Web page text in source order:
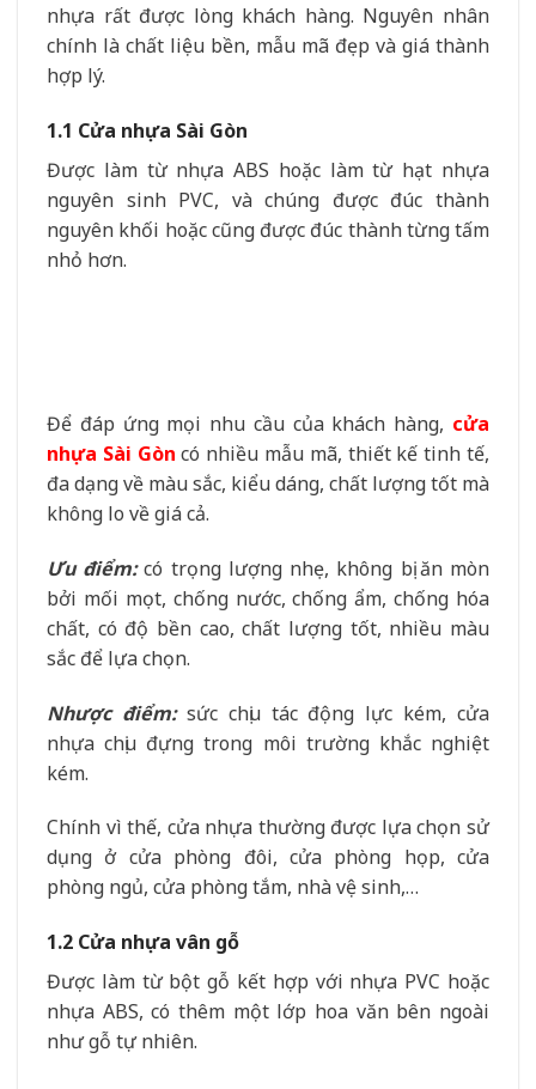
nhựa rất được lòng khách hàng. Nguyên nhân
chính là chất liệu bền, mẫu mã đẹp và giá thành
hợp lý.
1.1 Cửa nhựa Sài Gòn
Được làm từ nhựa ABS hoặc làm từ hạt nhựa
nguyên sinh PVC, và chúng được đúc thành
nguyên khối hoặc cũng được đúc thành từng tấm
nhỏ hơn.
Để đáp ứng mọi nhu cầu của khách hàng, cửa
nhựa Sài Gòncó nhiều mẫu mã, thiết kế tinh tế,
đa dạng về màu sắc, kiểu dáng, chất lượng tốt mà
không lo về giá cả.
Ưu điểm:có trọng lượng nhẹ, không bị ăn mòn
bởi mối mọt, chống nước, chống ẩm, chống hóa
chất, có độ bền cao, chất lượng tốt, nhiều màu
sắc để lựa chọn.
Nhược điểm:sức chịu tác động lực kém, cửa
nhựa chịu đựng trong môi trường khắc nghiệt
kém.
Chính vì thế, cửa nhựa thường được lựa chọn sử
dụng ở cửa phòng đôi, cửa phòng họp, cửa
phòng ngủ, cửa phòng tắm, nhà vệ sinh,…
1.2 Cửa nhựa vân gỗ
Được làm từ bột gỗ kết hợp với nhựa PVC hoặc
nhựa ABS, có thêm một lớp hoa văn bên ngoài
như gỗ tự nhiên.